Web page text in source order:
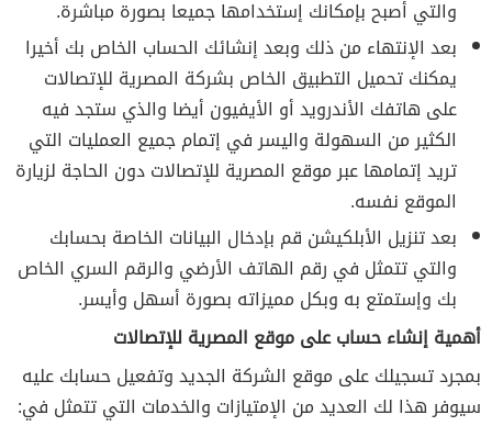
والتي أصبح بإمكانك إستخدامها جميعا بصورة مباشرة.
بعد الإنتهاء من ذلك وبعد إنشائك الحساب الخاص بك أخيرا
يمكنك تحميل التطبيق الخاص بشركة المصرية للإتصالات
على هاتفك الأندرويد أو الأيفيون أيضا والذي ستجد فيه
الكثير من السهولة واليسر في إتمام جميع العمليات التي
تريد إتمامها عبر موقع المصرية للإتصالات دون الحاجة لزيارة
الموقع نفسه.
بعد تنزيل الأبلكيشن قم بإدخال البيانات الخاصة بحسابك
والتي تتمثل في رقم الهاتف الأرضي والرقم السري الخاص
بك وإستمتع به وبكل مميزاته بصورة أسهل وأيسر.
أهمية إنشاء حساب على موقع المصرية للإتصالات
بمجرد تسجيلك على موقع الشركة الجديد وتفعيل حسابك عليه
سيوفر هذا لك العديد من الإمتيازات والخدمات التي تتمثل في: